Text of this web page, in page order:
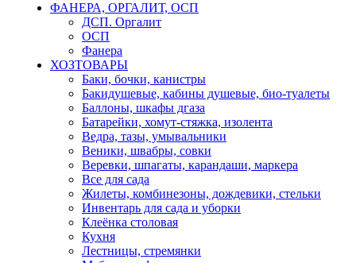
ФАНЕРА, ОРГАЛИТ, ОСП
ДСП. Оргалит
ОСП
Фанера
ХОЗТОВАРЫ
Баки, бочки, канистры
Бакидушевые, кабины душевые, био-туалеты
Баллоны, шкафы дгаза
Батарейки, хомут-стяжка, изолента
Ведра, тазы, умывальники
Веники, швабры, совки
Веревки, шпагаты, карандаши, маркера
Все для сада
Жилеты, комбинезоны, дождевики, стельки
Инвентарь для сада и уборки
Клеёнка столовая
Кухня
Лестницы, стремянки